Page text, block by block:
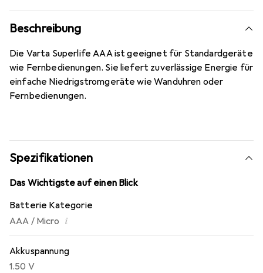
Beschreibung
Die Varta Superlife AAA ist geeignet für Standardgeräte
wie Fernbedienungen. Sie liefert zuverlässige Energie für
einfache Niedrigstromgeräte wie Wanduhren oder
Fernbedienungen.
Spezifikationen
Das Wichtigste auf einen Blick
Batterie Kategorie
AAA / Micro i
Akkuspannung
1.50 V